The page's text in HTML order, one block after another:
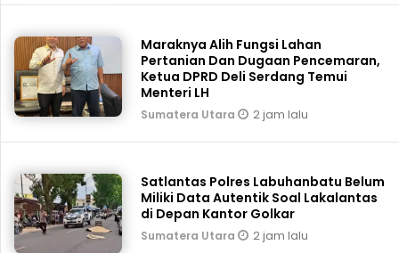
Maraknya Alih Fungsi Lahan
Pertanian Dan Dugaan Pencemaran,
Ketua DPRD Deli Serdang Temui
Menteri LH
Sumatera Utara 2 jam lalu
Satlantas Polres Labuhanbatu Belum
Miliki Data Autentik Soal Lakalantas
di Depan Kantor Golkar
Sumatera Utara 2 jam lalu